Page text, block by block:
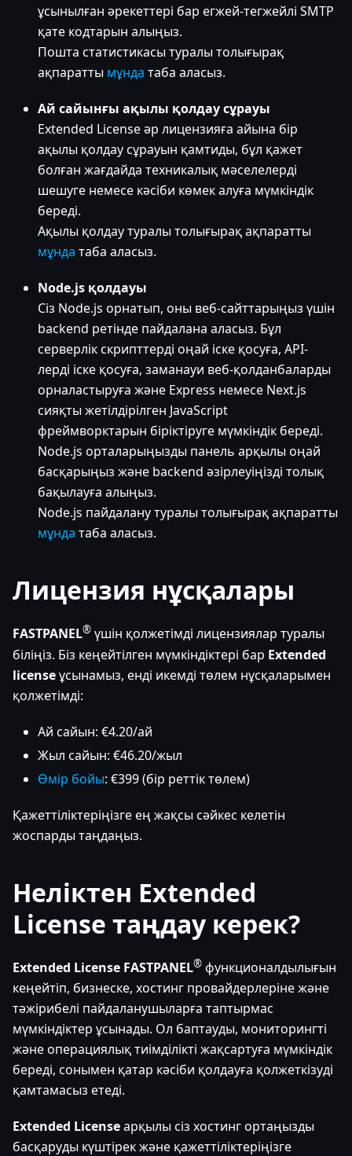
ұсынылған әрекеттері бар егжей-тегжейлі SMTP
қате кодтарын алыңыз.
Пошта статистикасы туралы толығырақ
ақпаратты мұнда таба аласыз.
Ай сайынғы ақылы қолдау сұрауы
Extended License әр лицензияға айына бір
ақылы қолдау сұрауын қамтиды, бұл қажет
болған жағдайда техникалық мәселелерді
шешуге немесе кәсіби көмек алуға мүмкіндік
береді.
Ақылы қолдау туралы толығырақ ақпаратты
мұнда таба аласыз.
Node.js қолдауы
Сіз Node.js орнатып, оны веб-сайттарыңыз үшін
backend ретінде пайдалана аласыз. Бұл
серверлік скрипттерді оңай іске қосуға, API-
лерді іске қосуға, заманауи веб-қолданбаларды
орналастыруға және Express немесе Next.js
сияқты жетілдірілген JavaScript
фреймворктарын біріктіруге мүмкіндік береді.
Node.js орталарыңызды панель арқылы оңай
басқарыңыз және backend әзірлеуіңізді толық
бақылауға алыңыз.
Node.js пайдалану туралы толығырақ ақпаратты
мұнда таба аласыз.
Лицензия нұсқалары
FASTPANEL® үшін қолжетімді лицензиялар туралы
біліңіз. Біз кеңейтілген мүмкіндіктері бар Extended
licenseұсынамыз, енді икемді төлем нұсқаларымен
қолжетімді:
Ай сайын: €4.20/ай
Жыл сайын: €46.20/жыл
Өмір бойы: €399 (бір реттік төлем)
Қажеттіліктеріңізге ең жақсы сәйкес келетін
жоспарды таңдаңыз.
Неліктен Extended
License таңдау керек?
Extended License FASTPANEL® функционалдылығын
кеңейтіп, бизнеске, хостинг провайдерлеріне және
тәжірибелі пайдаланушыларға таптырмас
мүмкіндіктер ұсынады. Ол баптауды, мониторингті
және операциялық тиімділікті жақсартуға мүмкіндік
береді, сонымен қатар кәсіби қолдауға қолжеткізуді
қамтамасыз етеді.
Extended Licenseарқылы сіз хостинг ортаңызды
басқаруды күштірек және қажеттіліктеріңізге